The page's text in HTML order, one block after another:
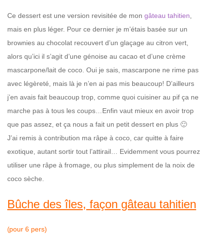
Ce dessert est une version revisitée de mon gâteau tahitien,
mais en plus léger. Pour ce dernier je m’étais basée sur un
brownies au chocolat recouvert d’un glaçage au citron vert,
alors qu’ici il s’agit d’une génoise au cacao et d’une crème
mascarpone/lait de coco. Oui je sais, mascarpone ne rime pas
avec légèreté, mais là je n’en ai pas mis beaucoup! D’ailleurs
j’en avais fait beaucoup trop, comme quoi cuisiner au pif ça ne
marche pas à tous les coups…Enfin vaut mieux en avoir trop
que pas assez, et ça nous a fait un petit dessert en plus 🙂
J’ai remis à contribution ma râpe à coco, car quitte à faire
exotique, autant sortir tout l’attirail… Evidemment vous pourrez
utiliser une râpe à fromage, ou plus simplement de la noix de
coco sèche.
Bûche des îles, façon gâteau tahitien
(pour 6 pers)